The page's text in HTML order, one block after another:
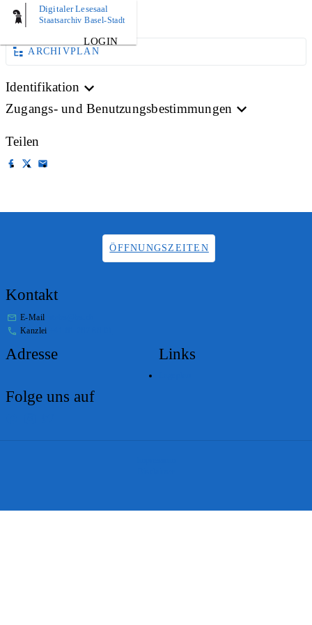
Digitaler Lesesaal
Staatsarchiv Basel-Stadt
LOGIN
AKTE
ARCHIVPLAN
Identifikation
Zugangs- und Benutzungsbestimmungen
Teilen
ÖFFNUNGSZEITEN
Kontakt
E-Mail
Kanzlei
Adresse Links
Folge uns auf